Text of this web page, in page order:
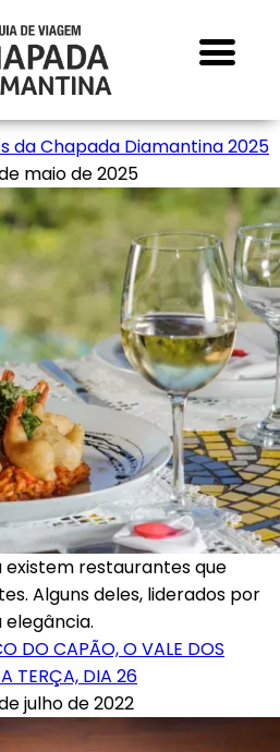
da Chapada Diamantina 2025
maio de 2025
existem restaurantes que
Alguns deles, liderados por
DO CAPÃO, O VALE DOS
TERÇA, DIA 26
julho de 2022